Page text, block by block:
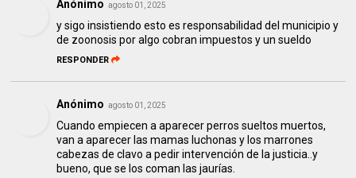
Anónimo agosto 01, 2025
y sigo insistiendo esto es responsabilidad del municipio y
de zoonosis por algo cobran impuestos y un sueldo
RESPONDER
Anónimo agosto 01, 2025
Cuando empiecen a aparecer perros sueltos muertos,
van a aparecer las mamas luchonas y los marrones
cabezas de clavo a pedir intervención de la justicia..y
bueno, que se los coman las jaurías.